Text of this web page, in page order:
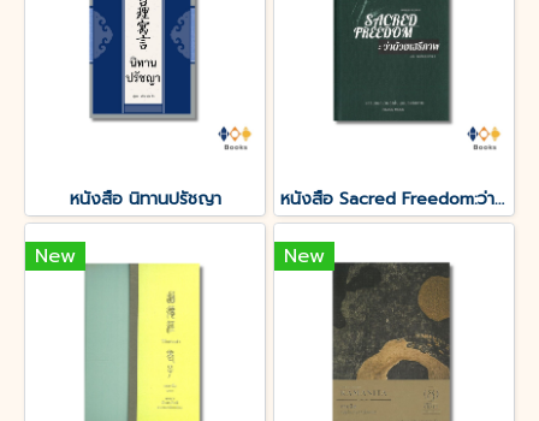
หนังสือ นิทานปรัชญา หนังสือ Sacred Freedom:ว่าด้วยเสรีภาพ(ปกแข็ง)
New New